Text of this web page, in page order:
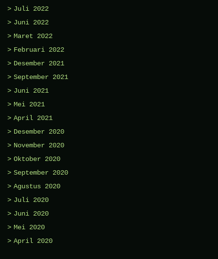
Juli 2022
Juni 2022
Maret 2022
Februari 2022
Desember 2021
September 2021
Juni 2021
Mei 2021
April 2021
Desember 2020
November 2020
Oktober 2020
September 2020
Agustus 2020
Juli 2020
Juni 2020
Mei 2020
April 2020